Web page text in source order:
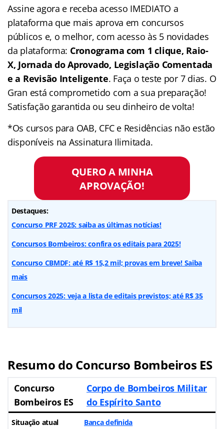
Assine agora e receba acesso IMEDIATO a
plataforma que mais aprova em concursos
públicos e, o melhor, com acesso às 5 novidades
da plataforma: Cronograma com 1 clique, Raio-
X, Jornada do Aprovado, Legislação Comentada
e a Revisão Inteligente. Faça o teste por 7 dias. O
Gran está comprometido com a sua preparação!
Satisfação garantida ou seu dinheiro de volta!
*Os cursos para OAB, CFC e Residências não estão
disponíveis na Assinatura Ilimitada.
QUERO A MINHA
APROVAÇÃO!
Destaques:
Concurso PRF 2025: saiba as últimas notícias!
Concursos Bombeiros: confira os editais para 2025!
Concurso CBMDF: até R$ 15,2 mil; provas em breve! Saiba
mais
Concursos 2025: veja a lista de editais previstos; até R$ 35
mil
Resumo do Concurso Bombeiros ES
Concurso
Bombeiros ES
Corpo de Bombeiros Militar
do Espírito Santo
Situação atual Banca definida